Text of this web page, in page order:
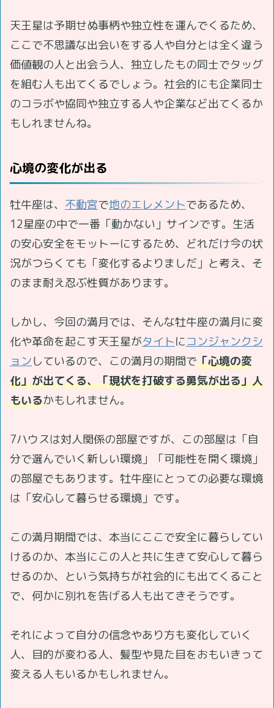
天王星は予期せぬ事柄や独立性を運んでくるため、
ここで不思議な出会いをする人や自分とは全く違う
価値観の人と出会う人、独立したもの同士でタッグ
を組む人も出てくるでしょう。社会的にも企業同士
のコラボや協同や独立する人や企業など出てくるか
もしれませんね。
心境の変化が出る
牡牛座は、 不動宮で地のエレメントであるため、
12星座の中で一番「動かない」サインです。生活
の安心安全をモットーにするため、どれだけ今の状
況がつらくても「変化するよりましだ」と考え、そ
のまま耐え忍ぶ性質があります。
しかし、今回の満月では、そんな牡牛座の満月に変
化や革命を起こす天王星がタイトにコンジャンクシ
ョンしているので、この満月の期間で「心境の変
化」が出てくる、「現状を打破する勇気が出る」人
もいるかもしれません。
7ハウスは対人関係の部屋ですが、この部屋は「自
分で選んでいく新しい環境」「可能性を開く環境」
の部屋でもあります。牡牛座にとっての必要な環境
は「安心して暮らせる環境」です。
この満月期間では、本当にここで安全に暮らしてい
けるのか、本当にこの人と共に生きて安心して暮ら
せるのか、という気持ちが社会的にも出てくること
で、何かに別れを告げる人も出てきそうです。
それによって自分の信念やあり方も変化していく
人、目的が変わる人、髪型や見た目をおもいきって
変える人もいるかもしれません。